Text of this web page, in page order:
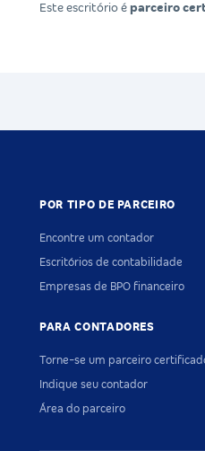
Este escritório é parceiro
POR TIPO DE PARCEIRO
Encontre um contador
Escritórios de contabilidade
Empresas de BPO financeiro
PARA CONTADORES
Torne-se um parceiro
Indique seu contador
Área do parceiro